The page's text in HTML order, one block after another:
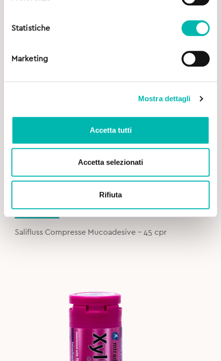
Statistiche
Marketing
Mostra dettagli
Accetta tutti
Accetta selezionati
Rifiuta
price
was:
20,62€.
price
is:
16,00€.
Salifluss Compresse Mucoadesive - 45 cpr